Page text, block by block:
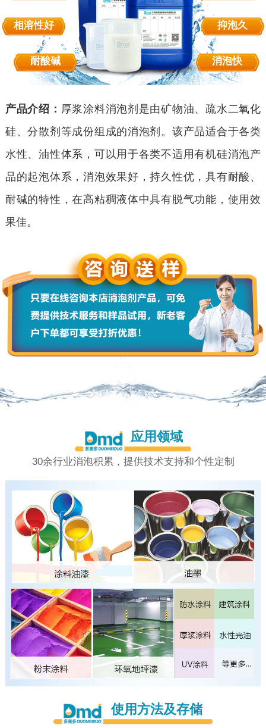
相溶性好
耐酸碱
抑泡久
消泡快
产品介绍： 厚浆涂料消泡剂是由矿物油、疏水二氧化
硅、分散剂等成份组成的消泡剂。该产品适合于各类
水性、油性体系，可以用于各类不适用有机硅消泡产
品的起泡体系，消泡效果好，持久性优，具有耐酸、
耐碱的特性，在高粘稠液体中具有脱气功能，使用效
果佳。
应用领域
30余行业消泡积累，提供技术支持和个性定制
使用方法及存储